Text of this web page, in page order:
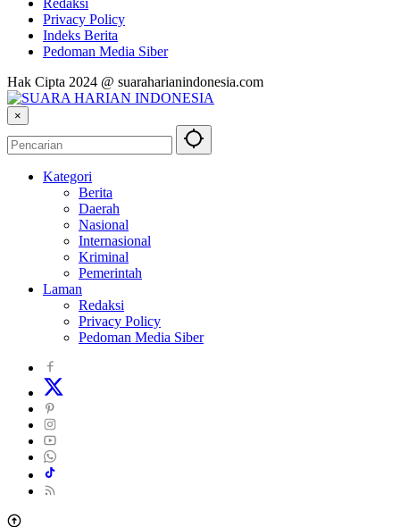
Privacy Policy
Indeks Berita
Pedoman Media Siber
Hak Cipta 2024 @ suaraharianindonesia.com
×
Kategori
Berita
Daerah
Nasional
Internasional
Kriminal
Pemerintah
Laman
Redaksi
Privacy Policy
Pedoman Media Siber